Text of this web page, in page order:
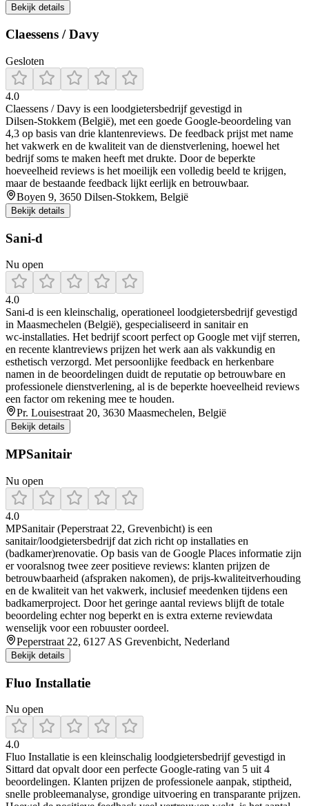
Bekijk details
Claessens / Davy
Gesloten
4.0
Claessens / Davy is een loodgietersbedrijf gevestigd in
Dilsen‑Stokkem (België), met een goede Google‑beoordeling van
4,3 op basis van drie klantenreviews. De feedback prijst met name
het vakwerk en de kwaliteit van de dienstverlening, hoewel het
bedrijf soms te maken heeft met drukte. Door de beperkte
hoeveelheid reviews is het moeilijk een volledig beeld te krijgen,
maar de bestaande feedback lijkt eerlijk en betrouwbaar.
Boyen 9, 3650 Dilsen-Stokkem, België
Bekijk details
Sani-d
Nu open
4.0
Sani‑d is een kleinschalig, operationeel loodgietersbedrijf gevestigd
in Maasmechelen (België), gespecialiseerd in sanitair en
wc‑installaties. Het bedrijf scoort perfect op Google met vijf sterren,
en recente klantreviews prijzen het werk aan als vakkundig en
esthetisch verzorgd. Met persoonlijke feedback en herkenbare
namen in de beoordelingen duidt de reputatie op betrouwbare en
professionele dienstverlening, al is de beperkte hoeveelheid reviews
een factor om rekening mee te houden.
Pr. Louisestraat 20, 3630 Maasmechelen, België
Bekijk details
MPSanitair
Nu open
4.0
MPSanitair (Peperstraat 22, Grevenbicht) is een
sanitair/loodgietersbedrijf dat zich richt op installaties en
(badkamer)renovatie. Op basis van de Google Places informatie zijn
er vooralsnog twee zeer positieve reviews: klanten prijzen de
betrouwbaarheid (afspraken nakomen), de prijs-kwaliteitverhouding
en de kwaliteit van het vakwerk, inclusief meedenken tijdens een
badkamerproject. Door het geringe aantal reviews blijft de totale
beoordeling echter nog beperkt en is extra externe reviewdata
wenselijk voor een robuuster oordeel.
Peperstraat 22, 6127 AS Grevenbicht, Nederland
Bekijk details
Fluo Installatie
Nu open
4.0
Fluo Installatie is een kleinschalig loodgietersbedrijf gevestigd in
Sittard dat opvalt door een perfecte Google-rating van 5 uit 4
beoordelingen. Klanten prijzen de professionele aanpak, stiptheid,
snelle probleemanalyse, grondige uitvoering en transparante prijzen.